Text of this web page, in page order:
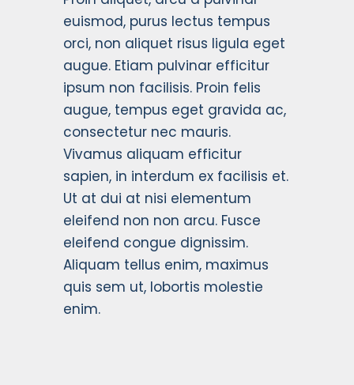
euismod, purus lectus tempus
orci, non aliquet risus ligula eget
augue. Etiam pulvinar efficitur
ipsum non facilisis. Proin felis
augue, tempus eget gravida ac,
consectetur nec mauris.
Vivamus aliquam efficitur
sapien, in interdum ex facilisis et.
Ut at dui at nisi elementum
eleifend non non arcu. Fusce
eleifend congue dignissim.
Aliquam tellus enim, maximus
quis sem ut, lobortis molestie
enim.